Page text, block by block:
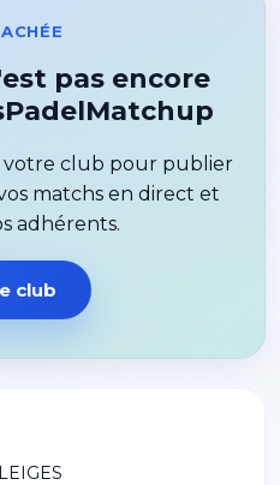
pas encore
votre club pour publier
matchs en direct et
adhérents.
club